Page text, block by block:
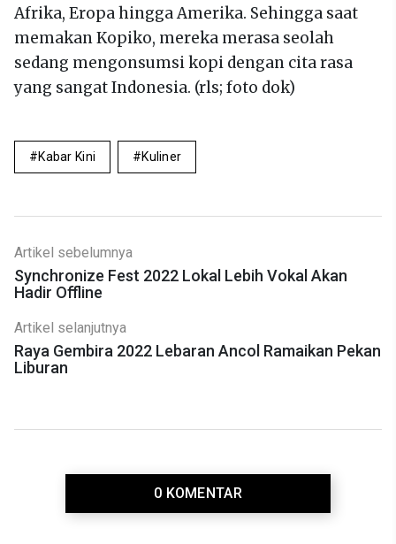
Afrika, Eropa hingga Amerika. Sehingga saat
memakan Kopiko, mereka merasa seolah
sedang mengonsumsi kopi dengan cita rasa
yang sangat Indonesia. (rls; foto dok)
Kabar Kini Kuliner
Artikel sebelumnya
Synchronize Fest 2022 Lokal Lebih Vokal Akan
Hadir Offline
Artikel selanjutnya
Raya Gembira 2022 Lebaran Ancol Ramaikan Pekan
Liburan
0 KOMENTAR